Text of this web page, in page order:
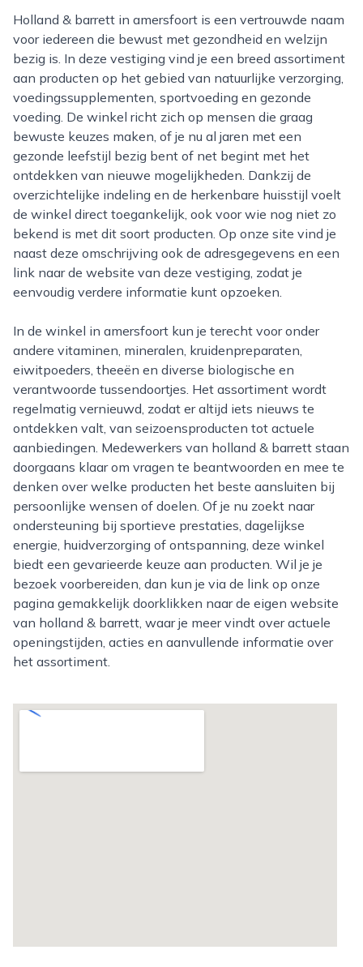
Holland & barrett in amersfoort is een vertrouwde naam
voor iedereen die bewust met gezondheid en welzijn
bezig is. In deze vestiging vind je een breed assortiment
aan producten op het gebied van natuurlijke verzorging,
voedingssupplementen, sportvoeding en gezonde
voeding. De winkel richt zich op mensen die graag
bewuste keuzes maken, of je nu al jaren met een
gezonde leefstijl bezig bent of net begint met het
ontdekken van nieuwe mogelijkheden. Dankzij de
overzichtelijke indeling en de herkenbare huisstijl voelt
de winkel direct toegankelijk, ook voor wie nog niet zo
bekend is met dit soort producten. Op onze site vind je
naast deze omschrijving ook de adresgegevens en een
link naar de website van deze vestiging, zodat je
eenvoudig verdere informatie kunt opzoeken.
In de winkel in amersfoort kun je terecht voor onder
andere vitaminen, mineralen, kruidenpreparaten,
eiwitpoeders, theeën en diverse biologische en
verantwoorde tussendoortjes. Het assortiment wordt
regelmatig vernieuwd, zodat er altijd iets nieuws te
ontdekken valt, van seizoensproducten tot actuele
aanbiedingen. Medewerkers van holland & barrett staan
doorgaans klaar om vragen te beantwoorden en mee te
denken over welke producten het beste aansluiten bij
persoonlijke wensen of doelen. Of je nu zoekt naar
ondersteuning bij sportieve prestaties, dagelijkse
energie, huidverzorging of ontspanning, deze winkel
biedt een gevarieerde keuze aan producten. Wil je je
bezoek voorbereiden, dan kun je via de link op onze
pagina gemakkelijk doorklikken naar de eigen website
van holland & barrett, waar je meer vindt over actuele
openingstijden, acties en aanvullende informatie over
het assortiment.